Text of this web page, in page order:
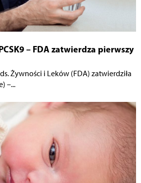
– FDA zatwierdza pierwszy
Żywności i Leków (FDA) zatwierdziła
–...